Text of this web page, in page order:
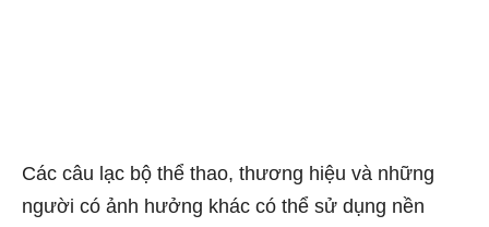
Các câu lạc bộ thể thao, thương hiệu và những
người có ảnh hưởng khác có thể sử dụng nền